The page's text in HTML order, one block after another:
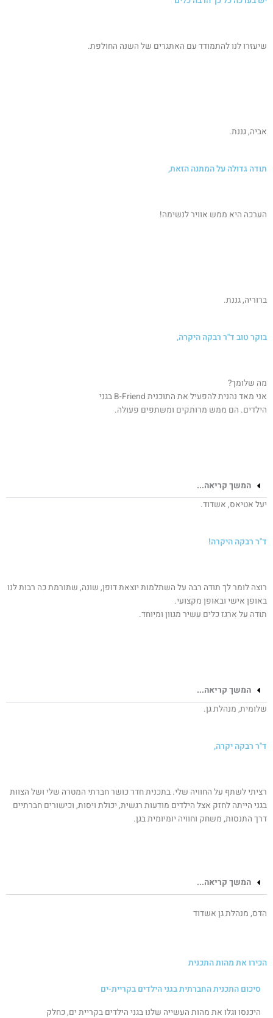
שיעזרו לנו להתמודד עם האתגרים של השנה החולפת.
אביה, גננת.
תודה גדולה על המתנה הזאת,
הערכה היא ממש אוויר לנשימה!
ברוריה, גננת.
בוקר טוב ד"ר רבקה היקרה,
מה שלומך?
אני מאד נהנית להפעיל את התוכנית B-Friend בגני
הילדים. הם ממש מרותקים ומשתפים פעולה.
המשך קריאה...
יעל אטיאס, אשדוד.
ד"ר רבקה היקרה!
רוצה לומר לך תודה רבה על השתלמות יוצאת דופן, שונה, שתורמת כה רבות לנו
באופן אישי ובאופן מקצועי.
תודה על ארגז כלים עשיר מגוון ומיוחד.
המשך קריאה...
שלומית, מנהלת גן.
ד"ר רבקה יקרה,
רציתי לשתף על החוויה שלי. בתכנית חדר כושר חברתי המטרה שלי ושל הצוות
בגני הייתה לחזק אצל הילדים מודעות רגשית, יכולת ויסות, וכישורים חברתיים
דרך התנסות, משחק וחוויה יומיומית בגן.
המשך קריאה...
הדס, מנהלת גן אשדוד
הכירו את מהות התכנית
סיכום התכנית החברתית בגני הילדים בקריית-ים
היכנסו וגלו את מהות העשייה שלנו בגני הילדים בקריית ים, כחלק